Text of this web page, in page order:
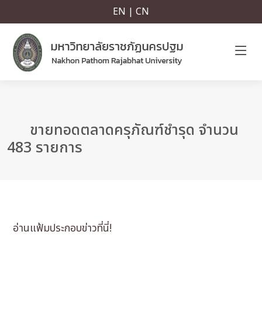
EN | CN
ขายทอดตลาดครุภัณฑ์ชำรุด จำนวน
483 รายการ
อ่านแฟ้มประกอบข่าวที่นี่!